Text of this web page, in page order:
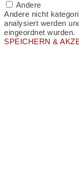
Andere
Andere nicht
analysiert werden
eingeordnet wurden.
SPEICHERN &